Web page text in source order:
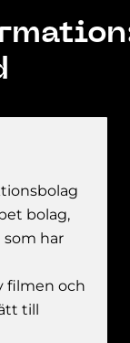
bolag,
har
filmen och
till